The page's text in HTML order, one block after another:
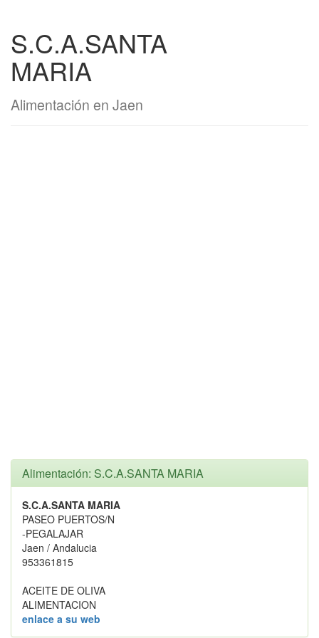
S.C.A.SANTA
MARIA
Alimentación en Jaen
Alimentación: S.C.A.SANTA MARIA
S.C.A.SANTA MARIA
PASEO PUERTOS/N
-PEGALAJAR
Jaen / Andalucia
953361815
ACEITE DE OLIVA
ALIMENTACION
enlace a su web